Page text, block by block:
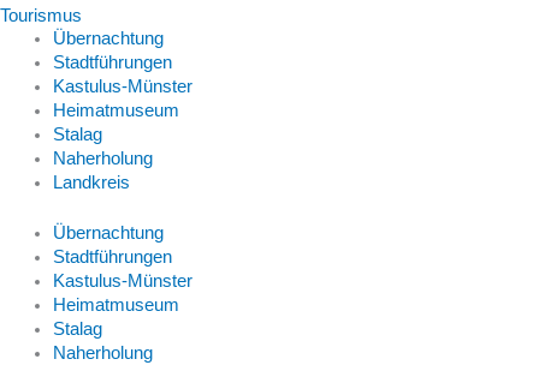
Tourismus
Übernachtung
Stadtführungen
Kastulus-Münster
Heimatmuseum
Stalag
Naherholung
Landkreis
Übernachtung
Stadtführungen
Kastulus-Münster
Heimatmuseum
Stalag
Naherholung